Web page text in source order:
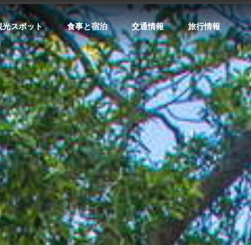
光スポット 食事と宿泊 交通情報 旅行情報